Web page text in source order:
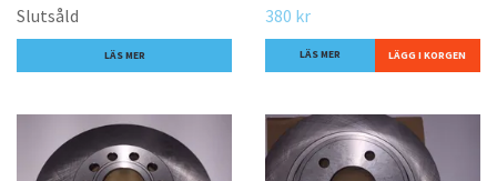
Slutsåld
LÄS MER
380 kr
LÄS MER